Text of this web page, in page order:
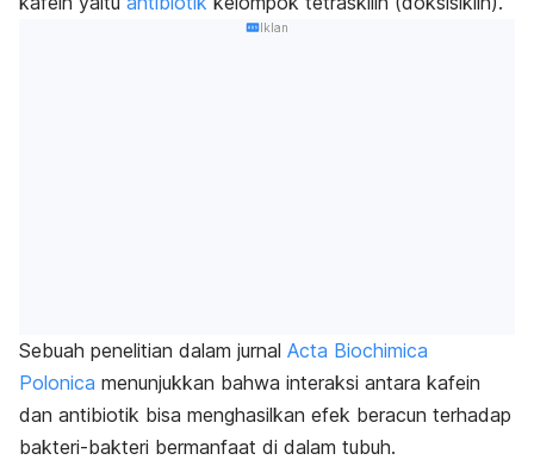
Iklan
Sebuah penelitian dalam jurnal Acta Biochimica
Polonica menunjukkan bahwa interaksi antara kafein
dan antibiotik bisa menghasilkan efek beracun terhadap
bakteri-bakteri bermanfaat di dalam tubuh.